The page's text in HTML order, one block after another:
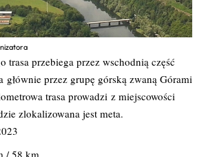
trasa przebiega przez wschodnią część
głównie przez grupę górską zwaną Górami
trasa prowadzi z miejscowości
zlokalizowana jest meta.